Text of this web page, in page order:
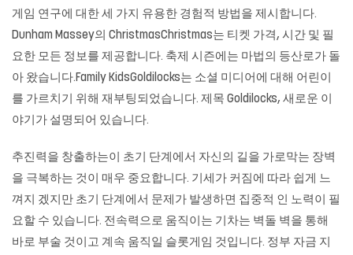
게임 연구에 대한 세 가지 유용한 경험적 방법을 제시합니다.
Dunham Massey의 ChristmasChristmas는 티켓 가격, 시간 및 필
요한 모든 정보를 제공합니다. 축제 시즌에는 마법의 등산로가 돌
아 왔습니다.Family KidsGoldilocks는 소셜 미디어에 대해 어린이
를 가르치기 위해 재부팅되었습니다. 제목 Goldilocks, 새로운 이
야기가 설명되어 있습니다.
추진력을 창출하는이 초기 단계에서 자신의 길을 가로막는 장벽
을 극복하는 것이 매우 중요합니다. 기세가 커짐에 따라 쉽게 느
껴지 겠지만 초기 단계에서 문제가 발생하면 집중적 인 노력이 필
요할 수 있습니다. 전속력으로 움직이는 기차는 벽돌 벽을 통해
바로 부술 것이고 계속 움직일 슬롯게임 것입니다. 정부 자금 지